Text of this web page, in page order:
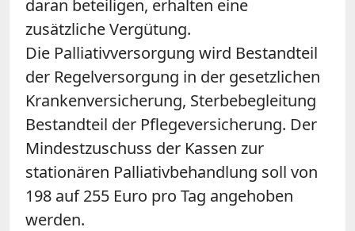
daran beteiligen, erhalten eine
zusätzliche Vergütung.
Die Palliativversorgung wird Bestandteil
der Regelversorgung in der gesetzlichen
Krankenversicherung, Sterbebegleitung
Bestandteil der Pflegeversicherung. Der
Mindestzuschuss der Kassen zur
stationären Palliativbehandlung soll von
198 auf 255 Euro pro Tag angehoben
werden.